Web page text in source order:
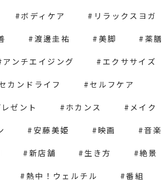
ボディケア
リラックスヨガ
渡邊圭祐 美脚
薬膳
アンチエイジング
エクササイズ
カンドライフ
セルフケア
ゼント ホカンス
メイク
安藤美姫 映画
音楽
新店舗 生き方
絶景
熱中！ウェルチル 番組